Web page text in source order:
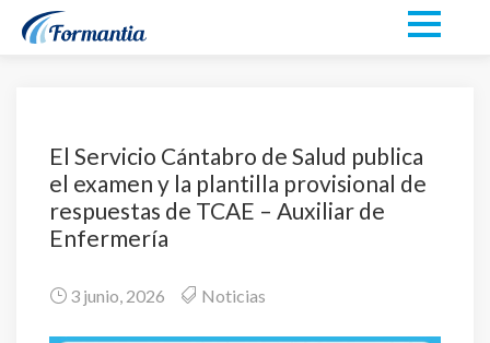
El Servicio Cántabro de Salud publica
el examen y la plantilla provisional de
respuestas de TCAE – Auxiliar de
Enfermería
3 junio, 2026 Noticias